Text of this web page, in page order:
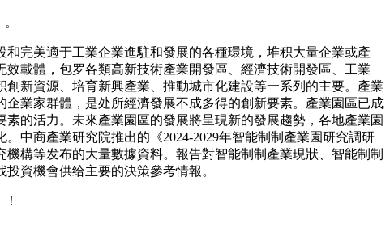
完美適于工業企業進駐和發展的各種環境，堆积大量企業或產
載體，包罗各類高新技術產業開發區、經濟技術開發區、工業
新資源、培育新興產業、推動城市化建設等一系列的主要。產業
業家群體，是处所經濟發展不成多得的創新要素。產業園區已成
的活力。未來產業園區的發展將呈現新的發展趨勢，各地產業園
中商產業研究院推出的《2024-2029年智能制制產業園研究調研
構等发布的大量數據資料。報告對智能制制產業現狀、智能制制
資機會供给主要的決策參考情報。